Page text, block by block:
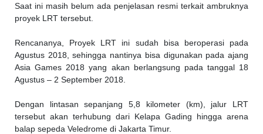
Saat ini masih belum ada penjelasan resmi terkait ambruknya
proyek LRT tersebut.
Rencananya, Proyek LRT ini sudah bisa beroperasi pada
Agustus 2018, sehingga nantinya bisa digunakan pada ajang
Asia Games 2018 yang akan berlangsung pada tanggal 18
Agustus – 2 September 2018.
Dengan lintasan sepanjang 5,8 kilometer (km), jalur LRT
tersebut akan terhubung dari Kelapa Gading hingga arena
balap sepeda Veledrome di Jakarta Timur.